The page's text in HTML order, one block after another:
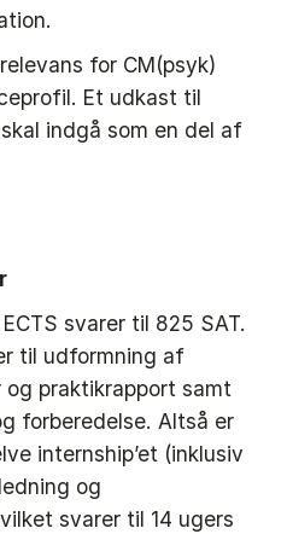
for CM(psyk)
Et udkast til
indgå som en del af
svarer til 825 SAT.
til udformning af
praktikrapport samt
forberedelse. Altså er
internship’et (inklusiv
og
svarer til 14 ugers